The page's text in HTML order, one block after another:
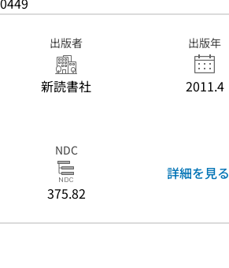
出版者
新読書社
出版年
2011.4
NDC
375.82
詳細を見る